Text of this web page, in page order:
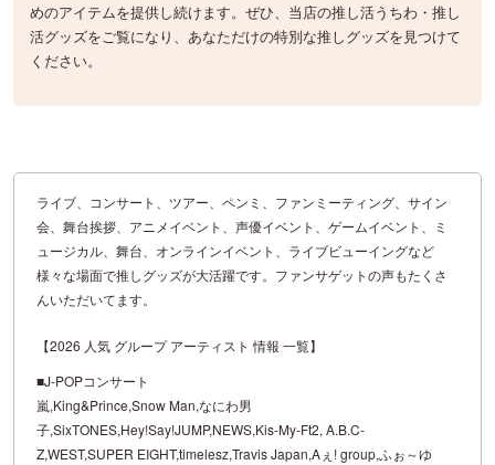
めのアイテムを提供し続けます。ぜひ、当店の推し活うちわ・推し
活グッズをご覧になり、あなただけの特別な推しグッズを見つけて
ください。
ライブ、コンサート、ツアー、ペンミ、ファンミーティング、サイン
会、舞台挨拶、アニメイベント、声優イベント、ゲームイベント、ミ
ュージカル、舞台、オンラインイベント、ライブビューイングなど
様々な場面で推しグッズが大活躍です。ファンサゲットの声もたくさ
んいただいてます。
【2026 人気 グループ アーティスト 情報 一覧】
■J-POPコンサート
嵐,King&Prince,Snow Man,なにわ男
子,SixTONES,Hey!Say!JUMP,NEWS,Kis-My-Ft2, A.B.C-
Z,WEST,SUPER EIGHT,timelesz,Travis Japan,Aぇ! group,ふぉ～ゆ